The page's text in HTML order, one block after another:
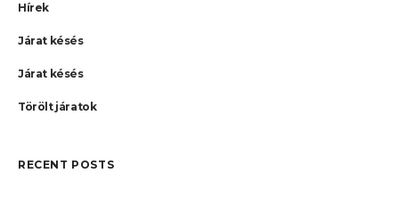
Hírek
Járat késés
Járat késés
Törölt járatok
RECENT POSTS